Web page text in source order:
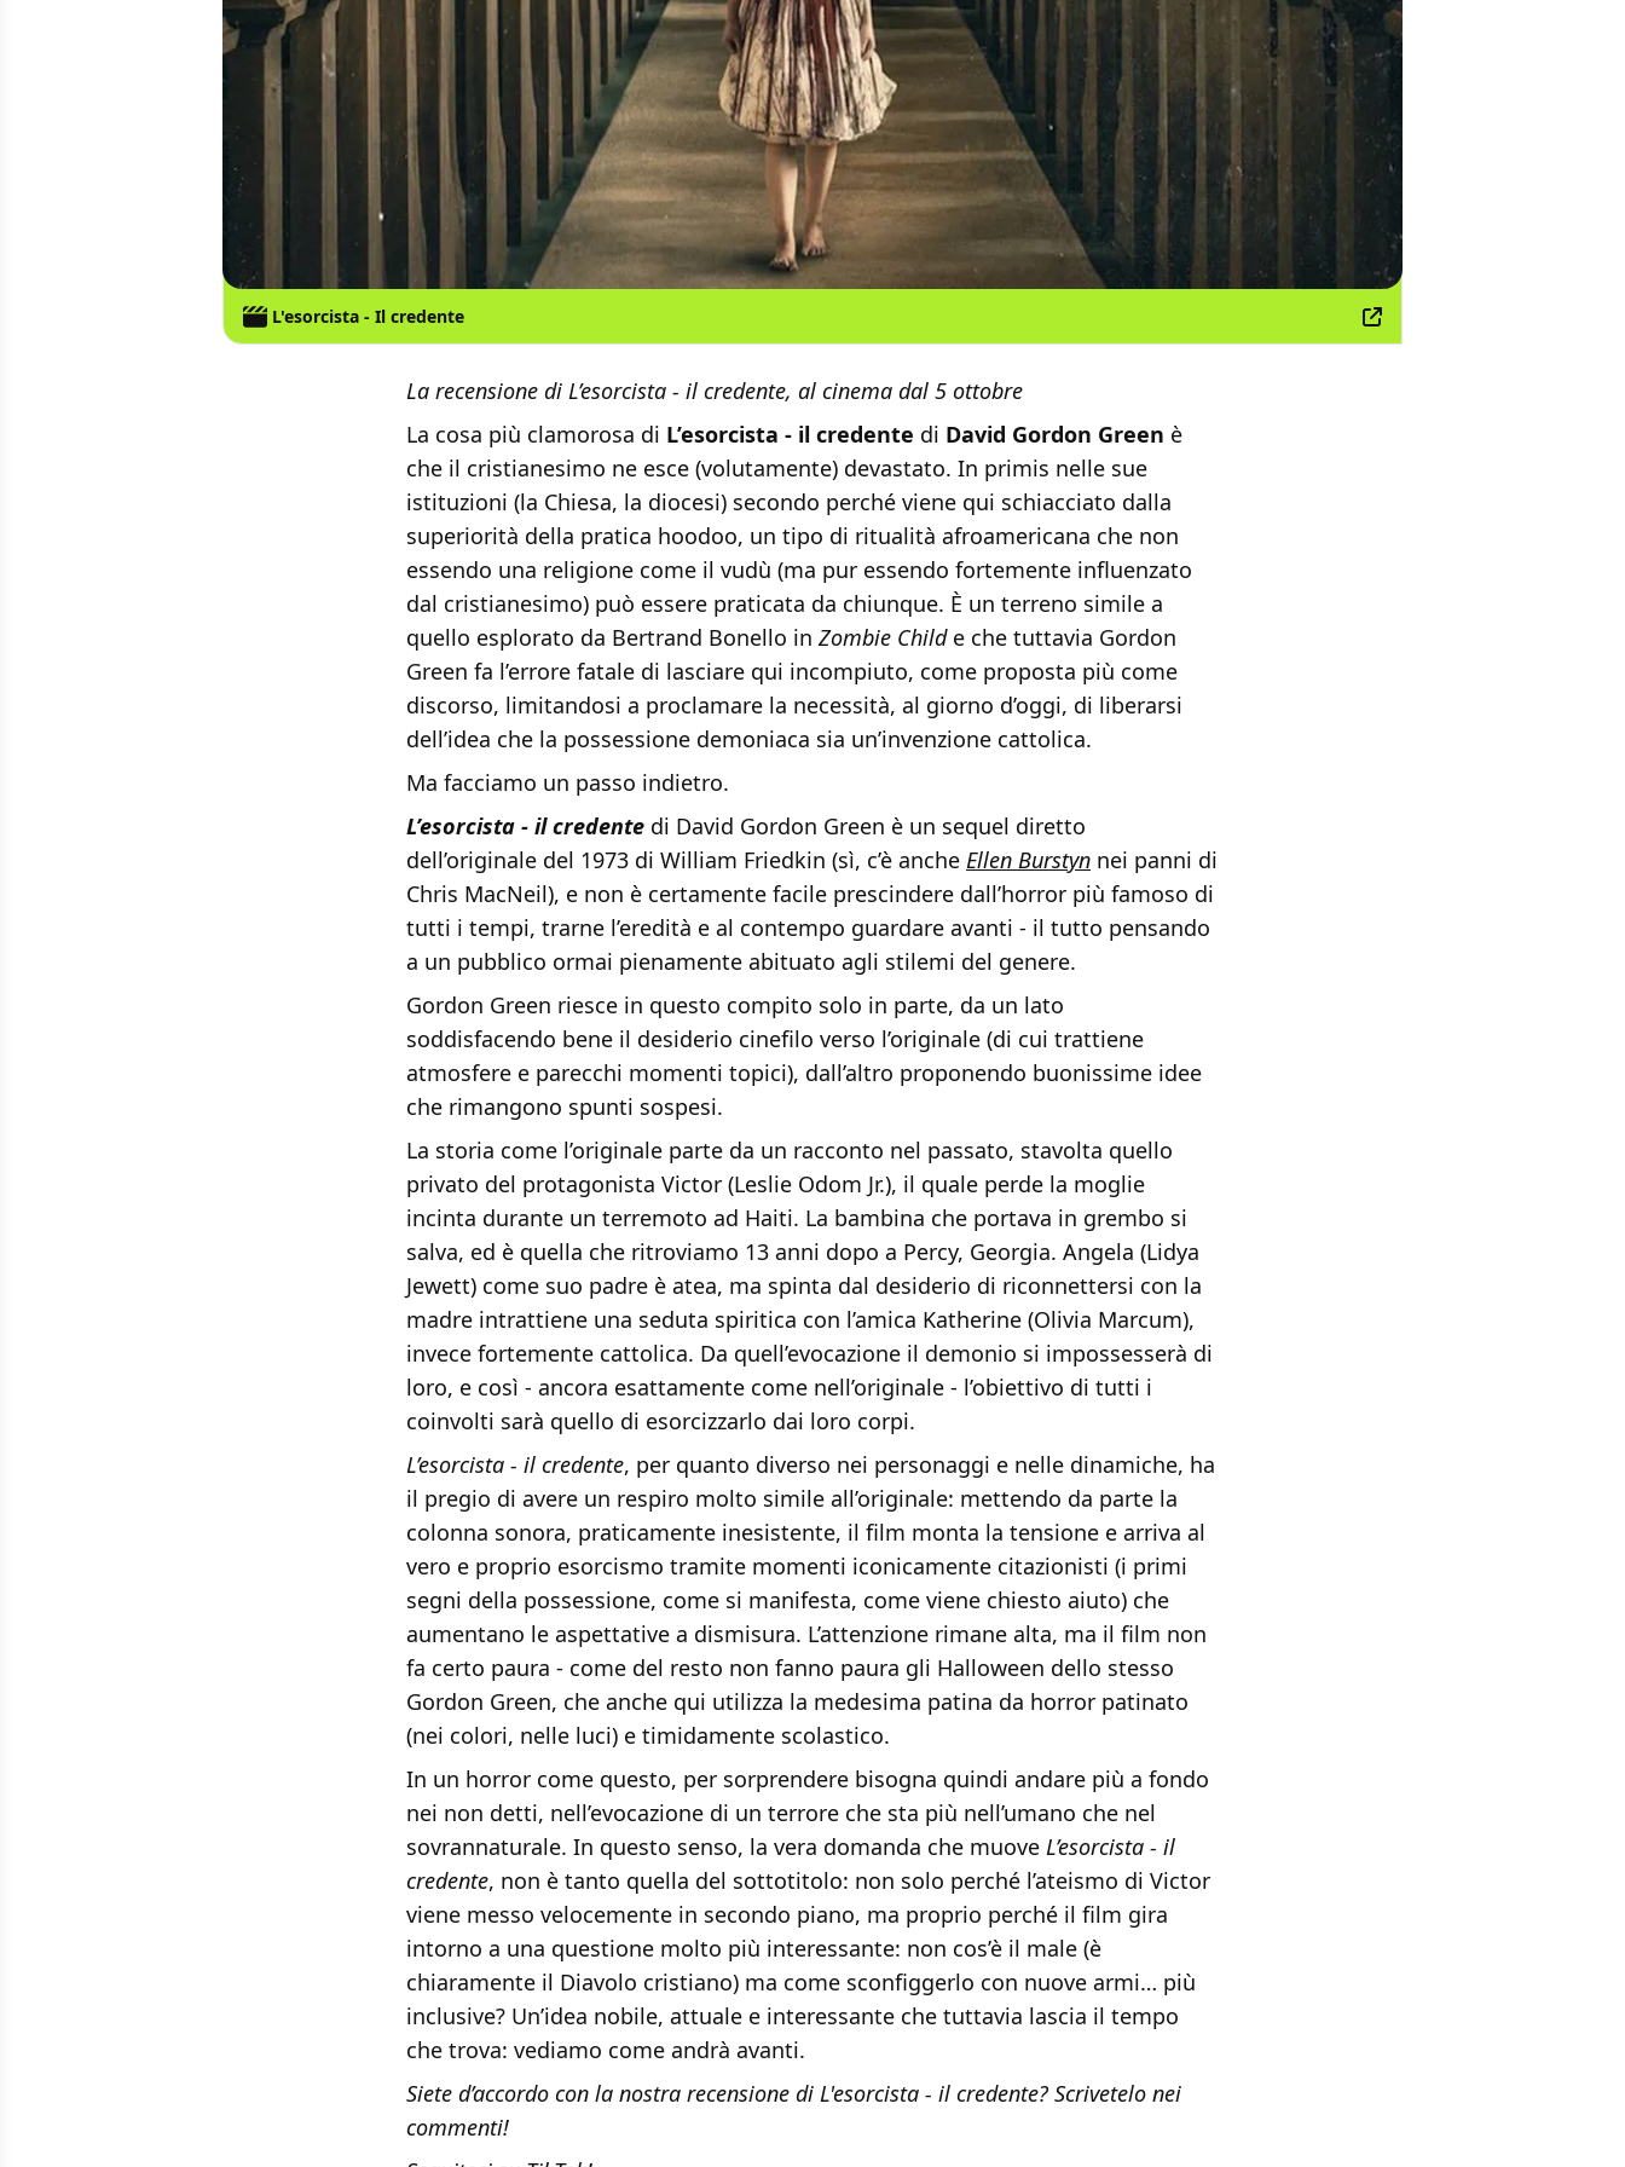
L'esorcista - Il credente
La recensione di L’esorcista - il credente, al cinema dal 5 ottobre
La cosa più clamorosa di L’esorcista - il credente di David Gordon Green è
che il cristianesimo ne esce (volutamente) devastato. In primis nelle sue
istituzioni (la Chiesa, la diocesi) secondo perché viene qui schiacciato dalla
superiorità della pratica hoodoo, un tipo di ritualità afroamericana che non
essendo una religione come il vudù (ma pur essendo fortemente influenzato
dal cristianesimo) può essere praticata da chiunque. È un terreno simile a
quello esplorato da Bertrand Bonello in Zombie Childe che tuttavia Gordon
Green fa l’errore fatale di lasciare qui incompiuto, come proposta più come
discorso, limitandosi a proclamare la necessità, al giorno d’oggi, di liberarsi
dell’idea che la possessione demoniaca sia un’invenzione cattolica.
Ma facciamo un passo indietro.
L’esorcista - il credente di David Gordon Green è un sequel diretto
dell’originale del 1973 di William Friedkin (sì, c’è anche Ellen Burstyn nei panni di
Chris MacNeil), e non è certamente facile prescindere dall’horror più famoso di
tutti i tempi, trarne l’eredità e al contempo guardare avanti - il tutto pensando
a un pubblico ormai pienamente abituato agli stilemi del genere.
Gordon Green riesce in questo compito solo in parte, da un lato
soddisfacendo bene il desiderio cinefilo verso l’originale (di cui trattiene
atmosfere e parecchi momenti topici), dall’altro proponendo buonissime idee
che rimangono spunti sospesi.
La storia come l’originale parte da un racconto nel passato, stavolta quello
privato del protagonista Victor (Leslie Odom Jr.), il quale perde la moglie
incinta durante un terremoto ad Haiti. La bambina che portava in grembo si
salva, ed è quella che ritroviamo 13 anni dopo a Percy, Georgia. Angela (Lidya
Jewett) come suo padre è atea, ma spinta dal desiderio di riconnettersi con la
madre intrattiene una seduta spiritica con l’amica Katherine (Olivia Marcum),
invece fortemente cattolica. Da quell’evocazione il demonio si impossesserà di
loro, e così - ancora esattamente come nell’originale - l’obiettivo di tutti i
coinvolti sarà quello di esorcizzarlo dai loro corpi.
L’esorcista - il credente, per quanto diverso nei personaggi e nelle dinamiche, ha
il pregio di avere un respiro molto simile all’originale: mettendo da parte la
colonna sonora, praticamente inesistente, il film monta la tensione e arriva al
vero e proprio esorcismo tramite momenti iconicamente citazionisti (i primi
segni della possessione, come si manifesta, come viene chiesto aiuto) che
aumentano le aspettative a dismisura. L’attenzione rimane alta, ma il film non
fa certo paura - come del resto non fanno paura gli Halloween dello stesso
Gordon Green, che anche qui utilizza la medesima patina da horror patinato
(nei colori, nelle luci) e timidamente scolastico.
In un horror come questo, per sorprendere bisogna quindi andare più a fondo
nei non detti, nell’evocazione di un terrore che sta più nell’umano che nel
sovrannaturale. In questo senso, la vera domanda che muove L’esorcista - il
credente, non è tanto quella del sottotitolo: non solo perché l’ateismo di Victor
viene messo velocemente in secondo piano, ma proprio perché il film gira
intorno a una questione molto più interessante: non cos’è il male (è
chiaramente il Diavolo cristiano) ma come sconfiggerlo con nuove armi… più
inclusive? Un’idea nobile, attuale e interessante che tuttavia lascia il tempo
che trova: vediamo come andrà avanti.
Siete d’accordo con la nostra recensione di L'esorcista - il credente? Scrivetelo nei
commenti!